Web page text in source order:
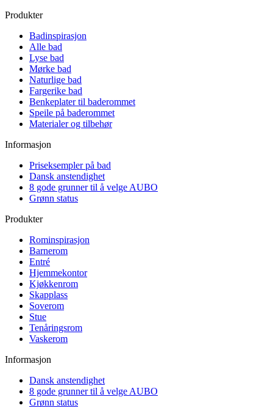
Produkter
Badinspirasjon
Alle bad
Lyse bad
Mørke bad
Naturlige bad
Fargerike bad
Benkeplater til baderommet
Speile på baderommet
Materialer og tilbehør
Informasjon
Priseksempler på bad
Dansk anstendighet
8 gode grunner til å velge AUBO
Grønn status
Produkter
Rominspirasjon
Barnerom
Entré
Hjemmekontor
Kjøkkenrom
Skapplass
Soverom
Stue
Tenåringsrom
Vaskerom
Informasjon
Dansk anstendighet
8 gode grunner til å velge AUBO
Grønn status